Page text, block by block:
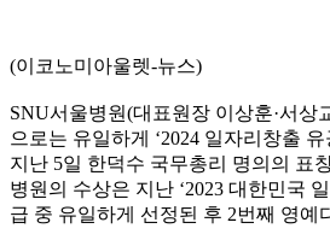
(이코노미아울렛-뉴스)
SNU서울병원(대표원장 이상훈·서상
으로는 유일하게 ‘2024 일자리창출
지난 5일 한덕수 국무총리 명의의 표
병원의 수상은 지난 ‘2023 대한민국
급 중 유일하게 선정된 후 2번째 영예